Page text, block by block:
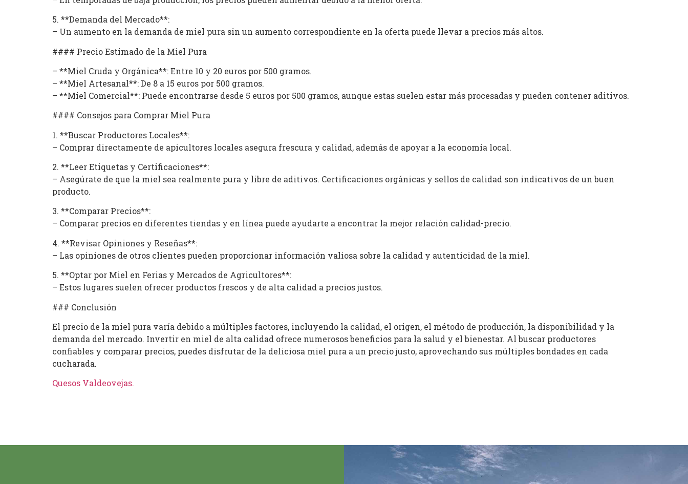
5. **Demanda del Mercado**:
– Un aumento en la demanda de miel pura sin un aumento correspondiente en la oferta puede llevar a precios más altos.
#### Precio Estimado de la Miel Pura
– **Miel Cruda y Orgánica**: Entre 10 y 20 euros por 500 gramos.
– **Miel Artesanal**: De 8 a 15 euros por 500 gramos.
– **Miel Comercial**: Puede encontrarse desde 5 euros por 500 gramos, aunque estas suelen estar más procesadas y pueden contener aditivos.
#### Consejos para Comprar Miel Pura
1. **Buscar Productores Locales**:
– Comprar directamente de apicultores locales asegura frescura y calidad, además de apoyar a la economía local.
2. **Leer Etiquetas y Certificaciones**:
– Asegúrate de que la miel sea realmente pura y libre de aditivos. Certificaciones orgánicas y sellos de calidad son indicativos de un buen
producto.
3. **Comparar Precios**:
– Comparar precios en diferentes tiendas y en línea puede ayudarte a encontrar la mejor relación calidad-precio.
4. **Revisar Opiniones y Reseñas**:
– Las opiniones de otros clientes pueden proporcionar información valiosa sobre la calidad y autenticidad de la miel.
5. **Optar por Miel en Ferias y Mercados de Agricultores**:
– Estos lugares suelen ofrecer productos frescos y de alta calidad a precios justos.
### Conclusión
El precio de la miel pura varía debido a múltiples factores, incluyendo la calidad, el origen, el método de producción, la disponibilidad y la
demanda del mercado. Invertir en miel de alta calidad ofrece numerosos beneficios para la salud y el bienestar. Al buscar productores
confiables y comparar precios, puedes disfrutar de la deliciosa miel pura a un precio justo, aprovechando sus múltiples bondades en cada
cucharada.
Quesos Valdeovejas.